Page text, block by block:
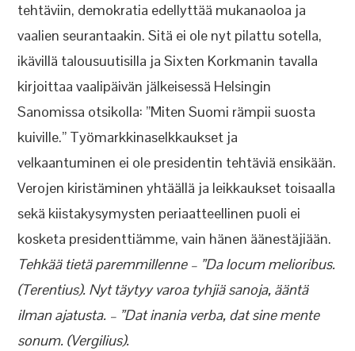
tehtäviin, demokratia edellyttää mukanaoloa ja
vaalien seurantaakin. Sitä ei ole nyt pilattu sotella,
ikävillä talousuutisilla ja Sixten Korkmanin tavalla
kirjoittaa vaalipäivän jälkeisessä Helsingin
Sanomissa otsikolla: ”Miten Suomi rämpii suosta
kuiville.” Työmarkkinaselkkaukset ja
velkaantuminen ei ole presidentin tehtäviä ensikään.
Verojen kiristäminen yhtäällä ja leikkaukset toisaalla
sekä kiistakysymysten periaatteellinen puoli ei
kosketa presidenttiämme, vain hänen äänestäjiään.
Tehkää tietä paremmillenne – ”Da locum melioribus.
(Terentius). Nyt täytyy varoa tyhjiä sanoja, ääntä
ilman ajatusta. – ”Dat inania verba, dat sine mente
sonum. (Vergilius).